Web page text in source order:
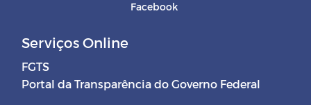
Facebook
Serviços Online
FGTS
Portal da Transparência do Governo Federal